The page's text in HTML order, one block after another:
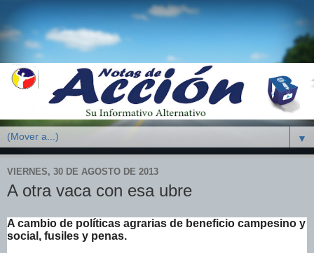
▼
VIERNES, 30 DE AGOSTO DE 2013
A otra vaca con esa ubre
A cambio de políticas agrarias de beneficio campesino y
social, fusiles y penas.